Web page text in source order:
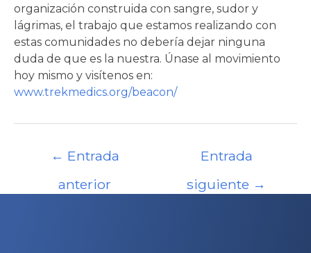
organización construida con sangre, sudor y
lágrimas, el trabajo que estamos realizando con
estas comunidades no debería dejar ninguna
duda de que es la nuestra. Únase al movimiento
hoy mismo y visítenos en:
www.trekmedics.org/beacon/
entradas
← Entrada
anterior
Entrada
siguiente →